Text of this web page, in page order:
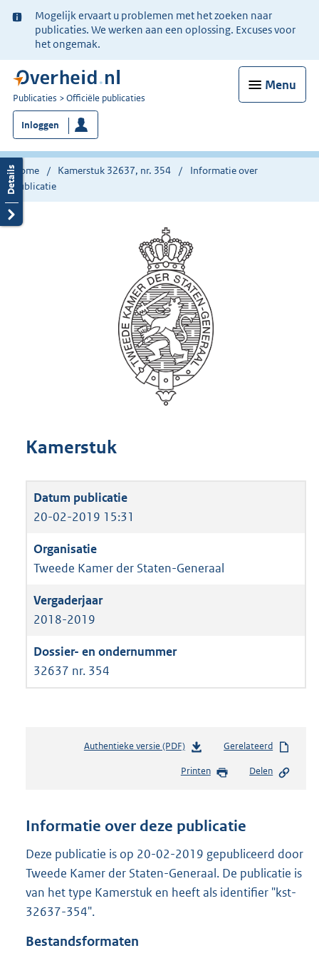
Ter
informatie:
Mogelijk ervaart u problemen met het zoeken naar
publicaties. We werken aan een oplossing. Excuses voor
het ongemak.
Menu
U
bent
nu
hier:
Publicaties Officiële publicaties
Inloggen
Home Kamerstuk 32637, nr. 354
Informatie over
publicatie
Kamerstuk
20-02-2019 15:31
Tweede Kamer der Staten-Generaal
2018-2019
32637 nr. 354
Authentieke versie (PDF)b
s
n
s
r
o
Gerelateerd
Printen Delen
Informatie over deze publicatie
Deze publicatie is op 20-02-2019 gepubliceerd door
Tweede Kamer der Staten-Generaal. De publicatie is
van het type Kamerstuk en heeft als identifier "kst-
32637-354".
Bestandsformaten